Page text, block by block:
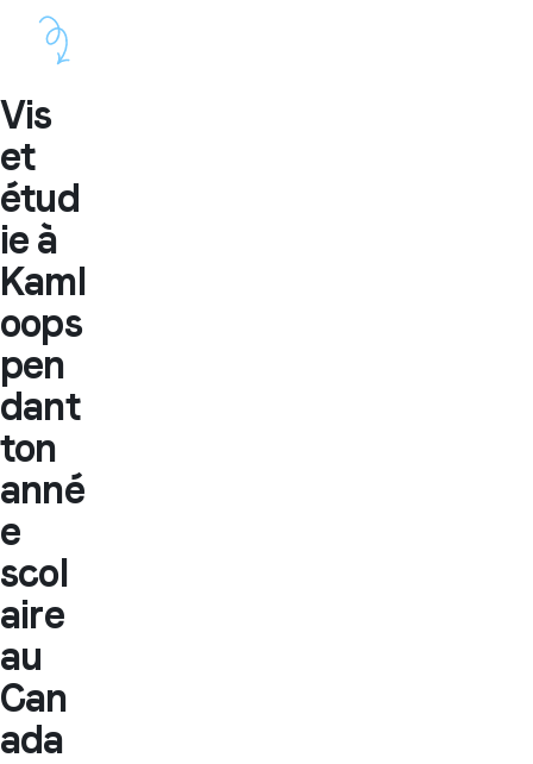
Vis
et
étud
ie à
Kaml
oops
pen
dant
ton
anné
e
scol
aire
au
Can
ada